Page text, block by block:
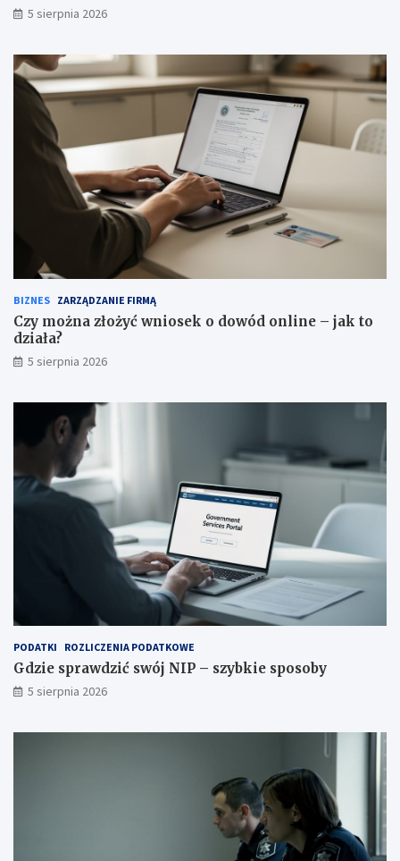
5 sierpnia 2026
BIZNES ZARZĄDZANIE FIRMĄ
Czy można złożyć wniosek o dowód online – jak to
działa?
5 sierpnia 2026
PODATKI ROZLICZENIA PODATKOWE
Gdzie sprawdzić swój NIP – szybkie sposoby
5 sierpnia 2026